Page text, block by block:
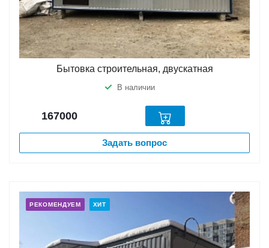
Бытовка строительная, двускатная
В наличии
167000
Задать вопрос
РЕКОМЕНДУЕМ ХИТ